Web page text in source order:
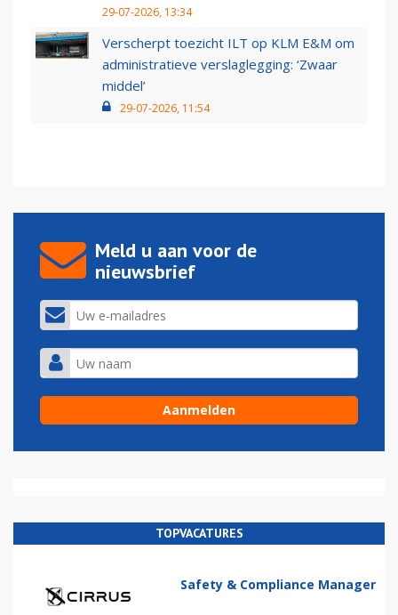
29-07-2026, 13:34
Verscherpt toezicht ILT op KLM E&M om
administratieve verslaglegging: ‘Zwaar
middel’
29-07-2026, 11:54
Meld u aan voor de
nieuwsbrief
TOPVACATURES
Safety & Compliance Manager